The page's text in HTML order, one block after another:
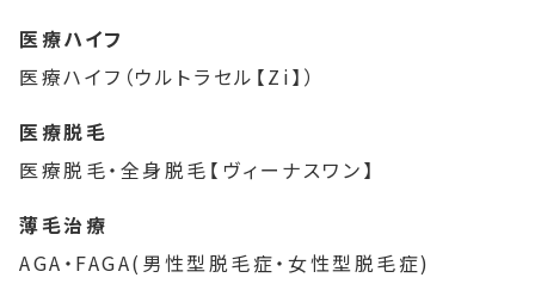
医療ハイフ
医療ハイフ（ウルトラセル【Zi】）
医療脱毛
医療脱毛・全身脱毛【ヴィーナスワン】
薄毛治療
AGA・FAGA(男性型脱毛症・女性型脱毛症)